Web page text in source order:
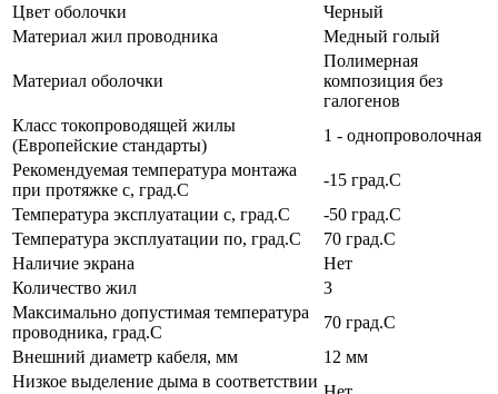
Цвет оболочки
Черный
Материал жил проводника
Медный голый
Материал оболочки
Полимерная
композиция без
галогенов
Класс токопроводящей жилы
(Европейские стандарты)
1 - однопроволочная
Рекомендуемая температура монтажа
при протяжке с, град.C
-15 град.C
Температура эксплуатации с, град.C
-50 град.C
Температура эксплуатации по, град.C
70 град.C
Наличие экрана
Нет
Количество жил
3
Максимально допустимая температура
проводника, град.C
70 град.C
Внешний диаметр кабеля, мм
12 мм
Низкое выделение дыма в соответствии